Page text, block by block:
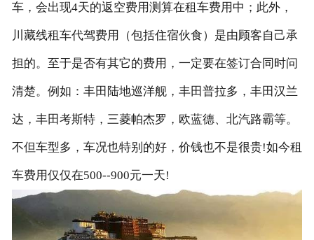
车，会出现4天的返空费用测算在租车费用中；此外，
川藏线租车代驾费用（包括住宿伙食）是由顾客自己承
担的。至于是否有其它的费用，一定要在签订合同时问
清楚。例如：丰田陆地巡洋舰，丰田普拉多，丰田汉兰
达，丰田考斯特，三菱帕杰罗，欧蓝德、北汽路霸等。
不但车型多，车况也特别的好，价钱也不是很贵!如今租
车费用仅仅在500--900元一天!